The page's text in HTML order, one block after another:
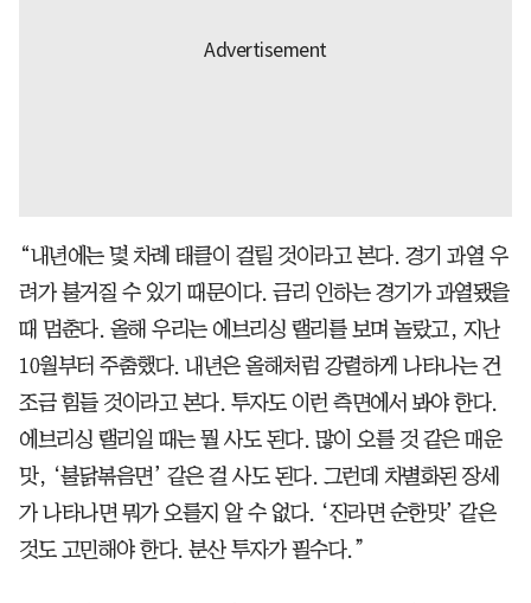
“내년에는 몇 차례 태클이 걸릴 것이라고 본다. 경기 과열 우
려가 불거질 수 있기 때문이다. 금리 인하는 경기가 과열됐을
때 멈춘다. 올해 우리는 에브리싱 랠리를 보며 놀랐고, 지난
10월부터 주춤했다. 내년은 올해처럼 강렬하게 나타나는 건
조금 힘들 것이라고 본다. 투자도 이런 측면에서 봐야 한다.
에브리싱 랠리일 때는 뭘 사도 된다. 많이 오를 것 같은 매운
맛, ‘불닭볶음면’ 같은 걸 사도 된다. 그런데 차별화된 장세
가 나타나면 뭐가 오를지 알 수 없다. ‘진라면 순한맛’ 같은
것도 고민해야 한다. 분산 투자가 필수다.”